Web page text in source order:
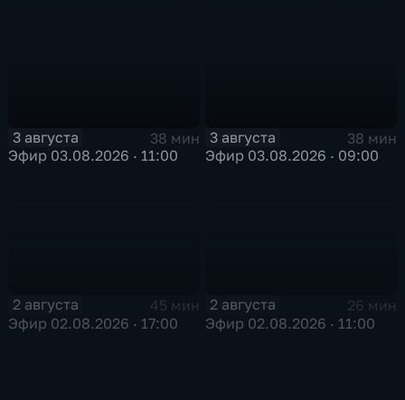
3 августа
38 мин
Эфир 03.08.2026 · 11:00
3 августа
38 мин
Эфир 03.08.2026 · 09:00
2 августа
45 мин
Эфир 02.08.2026 · 17:00
2 августа
26 мин
Эфир 02.08.2026 · 11:00